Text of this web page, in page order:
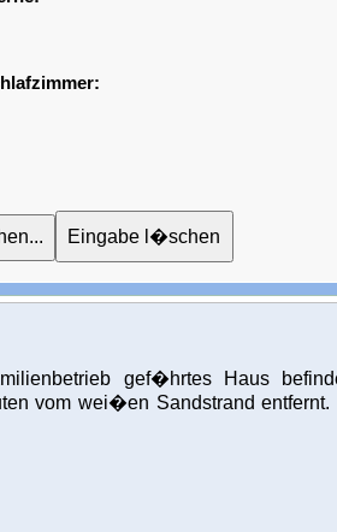
gef�hrtes Haus
vom wei�en Sandstrand entfernt.